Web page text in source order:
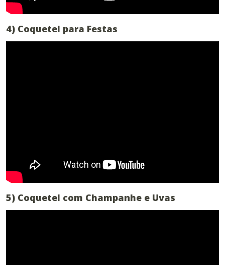
4) Coquetel para Festas
5) Coquetel com Champanhe e Uvas